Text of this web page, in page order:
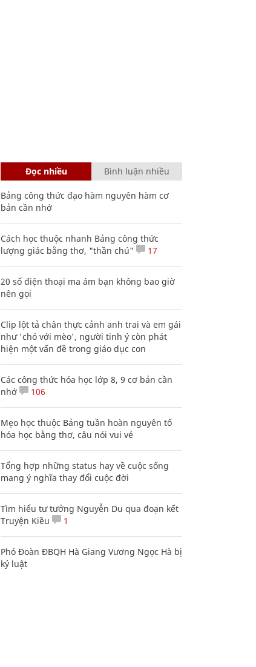
Đọc nhiều Bình luận nhiều
Bảng công thức đạo hàm nguyên hàm cơ
bản cần nhớ
Cách học thuộc nhanh Bảng công thức
lượng giác bằng thơ, "thần chú"
17
20 số điện thoại ma ám bạn không bao giờ
nên gọi
Clip lột tả chân thực cảnh anh trai và em gái
như 'chó với mèo', người tinh ý còn phát
hiện một vấn đề trong giáo dục con
Các công thức hóa học lớp 8, 9 cơ bản cần
nhớ
106
Mẹo học thuộc Bảng tuần hoàn nguyên tố
hóa học bằng thơ, câu nói vui vẻ
Tổng hợp những status hay về cuộc sống
mang ý nghĩa thay đổi cuộc đời
Tìm hiểu tư tưởng Nguyễn Du qua đoạn kết
Truyện Kiều
1
Phó Đoàn ĐBQH Hà Giang Vương Ngọc Hà bị
kỷ luật